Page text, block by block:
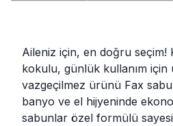
Aileniz için, en doğru seçim!
kokulu, günlük kullanım için
vazgeçilmez ürünü Fax
banyo ve el hijyeninde
sabunlar özel formülü